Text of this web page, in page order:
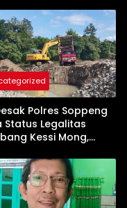
Polres Soppeng
Status Legalitas
Kessi Mong,